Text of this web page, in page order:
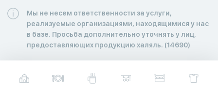
Мы не несем ответственности за услуги,
реализуемые организациями, находящимися у нас
в базе. Просьба дополнительно уточнять у лиц,
предоставляющих продукцию халяль. (14690)